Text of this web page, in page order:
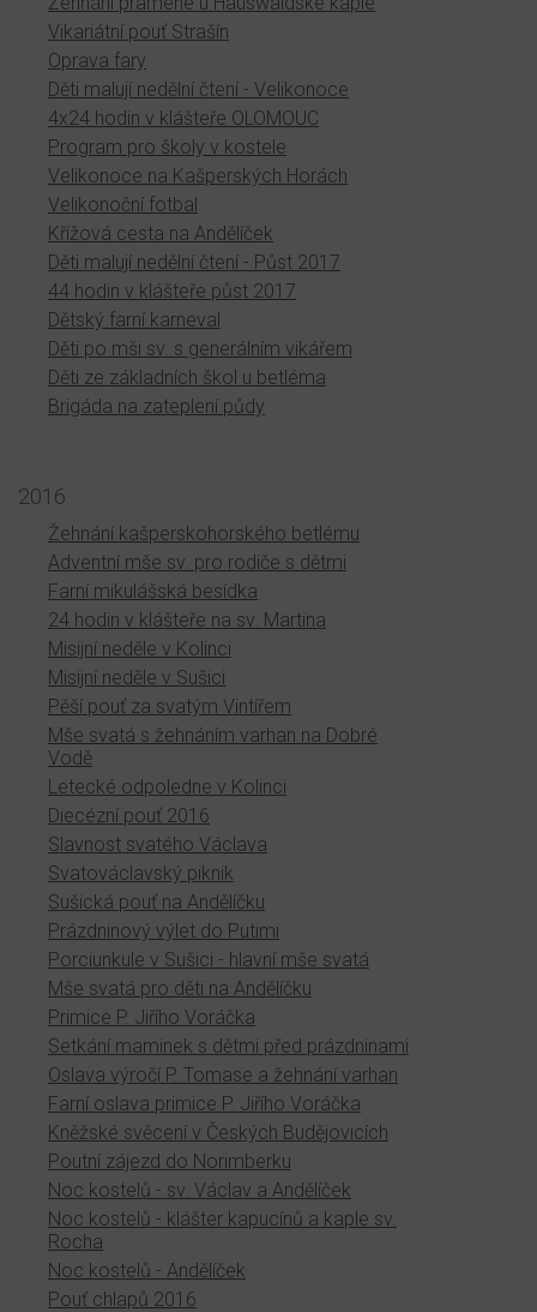
Vikariátní pouť Strašín
Oprava fary
Děti malují nedělní čtení - Velikonoce
4x24 hodin v klášteře OLOMOUC
Program pro školy v kostele
Velikonoce na Kašperských Horách
Velikonoční fotbal
Křížová cesta na Andělíček
Děti malují nedělní čtení - Půst 2017
44 hodin v klášteře půst 2017
Dětský farní karneval
Děti po mši sv. s generálním vikářem
Děti ze základních škol u betléma
Brigáda na zateplení půdy
2016
Žehnání kašperskohorského betlému
Adventní mše sv. pro rodiče s dětmi
Farní mikulášská besídka
24 hodin v klášteře na sv. Martina
Misijní neděle v Kolinci
Misijní neděle v Sušici
Pěší pouť za svatým Vintířem
Mše svatá s žehnáním varhan na Dobré
Vodě
Letecké odpoledne v Kolinci
Diecézní pouť 2016
Slavnost svatého Václava
Svatováclavský piknik
Sušická pouť na Andělíčku
Prázdninový výlet do Putimi
Porciunkule v Sušici - hlavní mše svatá
Mše svatá pro děti na Andělíčku
Primice P. Jiřího Voráčka
Setkání maminek s dětmi před prázdninami
Oslava výročí P. Tomase a žehnání varhan
Farní oslava primice P. Jiřího Voráčka
Kněžské svěcení v Českých Budějovicích
Poutní zájezd do Norimberku
Noc kostelů - sv. Václav a Andělíček
Noc kostelů - klášter kapucínů a kaple sv.
Rocha
Noc kostelů - Andělíček
Pouť chlapů 2016